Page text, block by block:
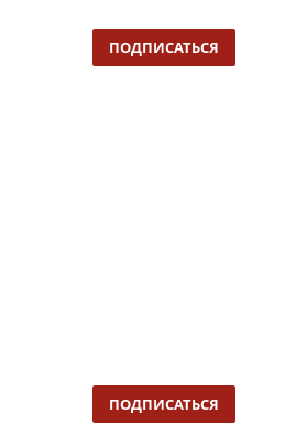
ПОДПИСАТЬСЯ
ПОДПИСАТЬСЯ